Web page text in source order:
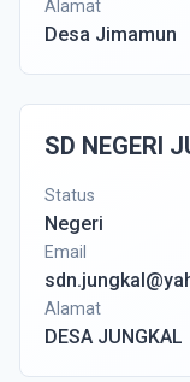
Alamat
Desa Jimamun
SD NEGERI
Status
Negeri
Email
Alamat
DESA JUNGKAL